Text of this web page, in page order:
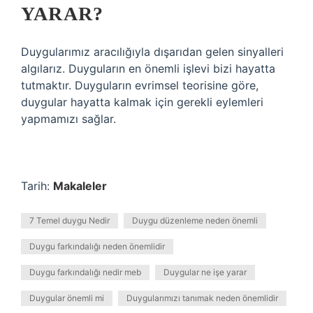
YARAR?
Duygularımız aracılığıyla dışarıdan gelen sinyalleri
algılarız. Duyguların en önemli işlevi bizi hayatta
tutmaktır. Duyguların evrimsel teorisine göre,
duygular hayatta kalmak için gerekli eylemleri
yapmamızı sağlar.
Tarih: Makaleler
7 Temel duygu Nedir Duygu düzenleme neden önemli
Duygu farkındalığı neden önemlidir
Duygu farkındalığı nedir meb Duygular ne işe yarar
Duygular önemli mi Duygularımızı tanımak neden önemlidir